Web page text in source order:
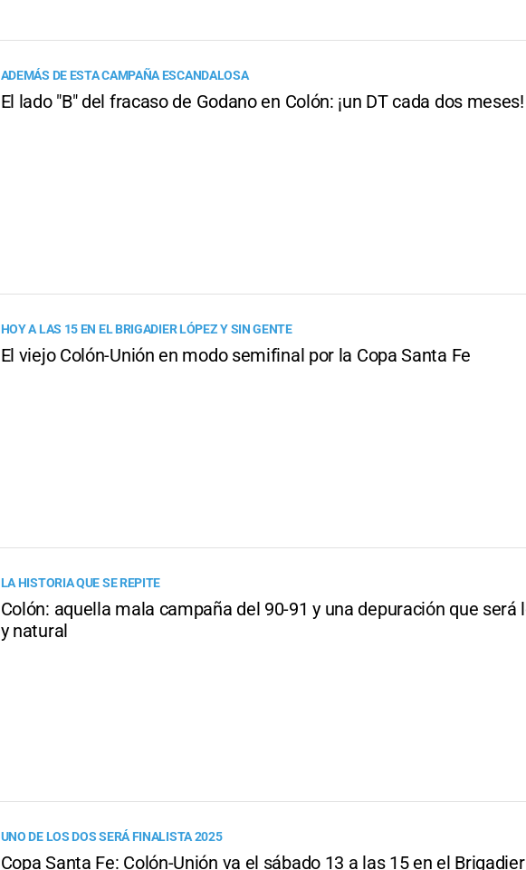
ADEMÁS DE ESTA CAMPAÑA ESCANDALOSA
El lado "B" del fracaso de Godano en Colón: ¡un DT cada dos meses!
HOY A LAS 15 EN EL BRIGADIER LÓPEZ Y SIN GENTE
El viejo Colón-Unión en modo semifinal por la Copa Santa Fe
LA HISTORIA QUE SE REPITE
Colón: aquella mala campaña del 90-91 y una depuración que será
y natural
UNO DE LOS DOS SERÁ FINALISTA 2025
Copa Santa Fe: Colón-Unión va el sábado 13 a las 15 en el Brigadier